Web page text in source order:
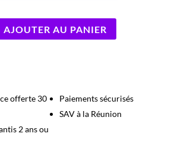
AJOUTER AU PANIER
offerte 30
2 ans ou
Paiements sécurisés
SAV à la Réunion